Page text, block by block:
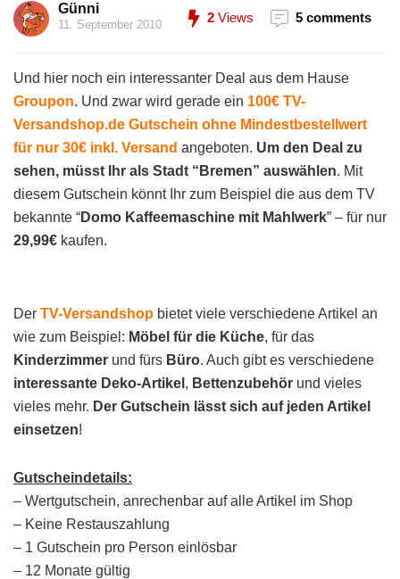
Günni
11. September 2010 2 Views 5 comments
Und hier noch ein interessanter Deal aus dem Hause
Groupon. Und zwar wird gerade ein 100€ TV-
Versandshop.de Gutschein ohne Mindestbestellwert
für nur 30€ inkl. Versand angeboten. Um den Deal zu
sehen, müsst Ihr als Stadt “Bremen” auswählen. Mit
diesem Gutschein könnt Ihr zum Beispiel die aus dem TV
bekannte “Domo Kaffeemaschine mit Mahlwerk” – für nur
29,99€ kaufen.
Der TV-Versandshop bietet viele verschiedene Artikel an
wie zum Beispiel: Möbel für die Küche, für das
Kinderzimmer und fürs Büro. Auch gibt es verschiedene
interessante Deko-Artikel , Bettenzubehör und vieles
vieles mehr. Der Gutschein lässt sich auf jeden Artikel
einsetzen!
Gutscheindetails:
– Wertgutschein, anrechenbar auf alle Artikel im Shop
– Keine Restauszahlung
– 1 Gutschein pro Person einlösbar
– 12 Monate gültig